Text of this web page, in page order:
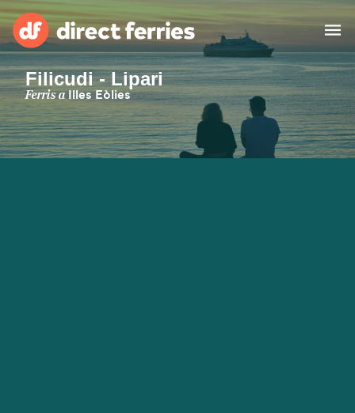
Països
Bitllets de Ferry
Filicudi - Lipari
Ferris aIlles Eòlies